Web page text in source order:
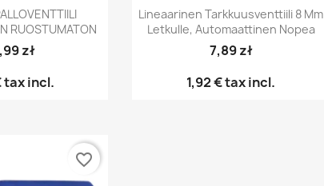
RUOSTUMATON
zł
tax incl.
Pikakatselu
Lineaarinen Tarkkuusventtiili 8 Mm
Letkulle, Automaattinen Nopea
7,89 zł
1,92 €tax incl.
favorite_border